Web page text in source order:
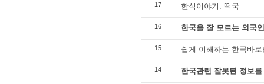
17 한식이야기. 떡국
16 한국을 잘 모르는 외국
15 쉽게 이해하는 한국바
14 한국관련 잘못된 정보